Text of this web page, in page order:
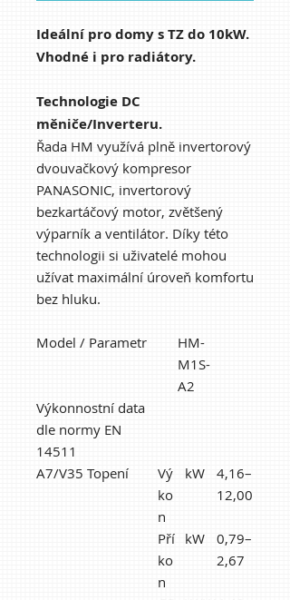
Ideální pro domy s TZ do 10kW.
Vhodné i pro radiátory.
Technologie DC
měniče/Inverteru.
Řada HM využívá plně invertorový
dvouvačkový kompresor
PANASONIC, invertorový
bezkartáčový motor, zvětšený
výparník a ventilátor. Díky této
technologii si uživatelé mohou
užívat maximální úroveň komfortu
bez hluku.
Model / Parametr
HM-
M1S-
A2
Výkonnostní data
dle normy EN
14511
A7/V35 Topení
Vý
ko
n
kW
4,16–
12,00
Pří
ko
n
kW
0,79–
2,67